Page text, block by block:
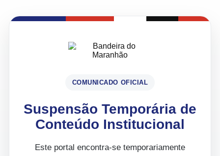
COMUNICADO OFICIAL
Suspensão Temporária de
Conteúdo Institucional
Este portal encontra-se temporariamente